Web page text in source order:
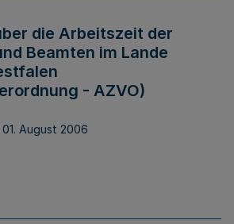
die Arbeitszeit der
Beamten im Lande
- AZVO)
01. August 2006